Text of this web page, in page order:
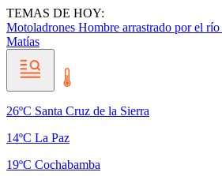
TEMAS DE HOY:
Motoladrones Hombre arrastrado por el río
Matías
26ºC Santa Cruz de la Sierra
14ºC La Paz
19ºC Cochabamba